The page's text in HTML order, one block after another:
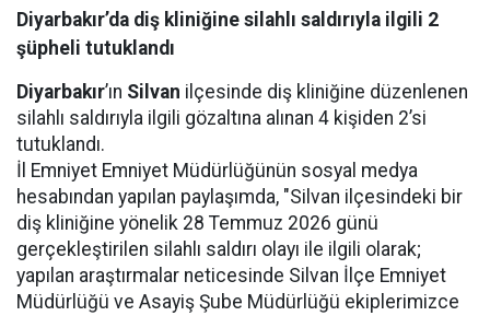
Diyarbakır’da diş kliniğine silahlı saldırıyla ilgili 2
şüpheli tutuklandı
Diyarbakır’ın Silvan ilçesinde diş kliniğine düzenlenen
silahlı saldırıyla ilgili gözaltına alınan 4 kişiden 2’si
tutuklandı.
İl Emniyet Emniyet Müdürlüğünün sosyal medya
hesabından yapılan paylaşımda, "Silvan ilçesindeki bir
diş kliniğine yönelik 28 Temmuz 2026 günü
gerçekleştirilen silahlı saldırı olayı ile ilgili olarak;
yapılan araştırmalar neticesinde Silvan İlçe Emniyet
Müdürlüğü ve Asayiş Şube Müdürlüğü ekiplerimizce